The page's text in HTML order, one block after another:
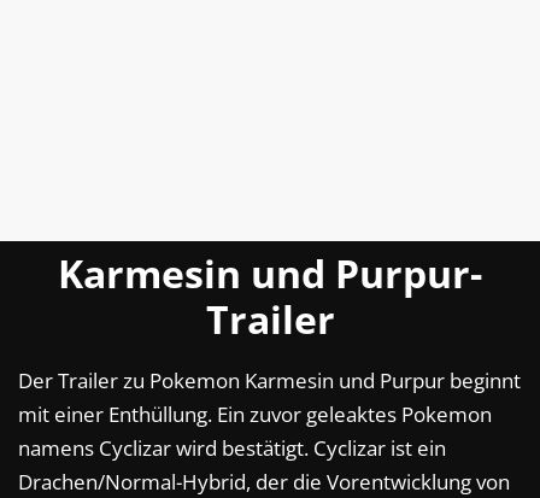
Karmesin und Purpur-
Trailer
Der Trailer zu Pokemon Karmesin und Purpur beginnt
mit einer Enthüllung. Ein zuvor geleaktes Pokemon
namens Cyclizar wird bestätigt. Cyclizar ist ein
Drachen/Normal-Hybrid, der die Vorentwicklung von